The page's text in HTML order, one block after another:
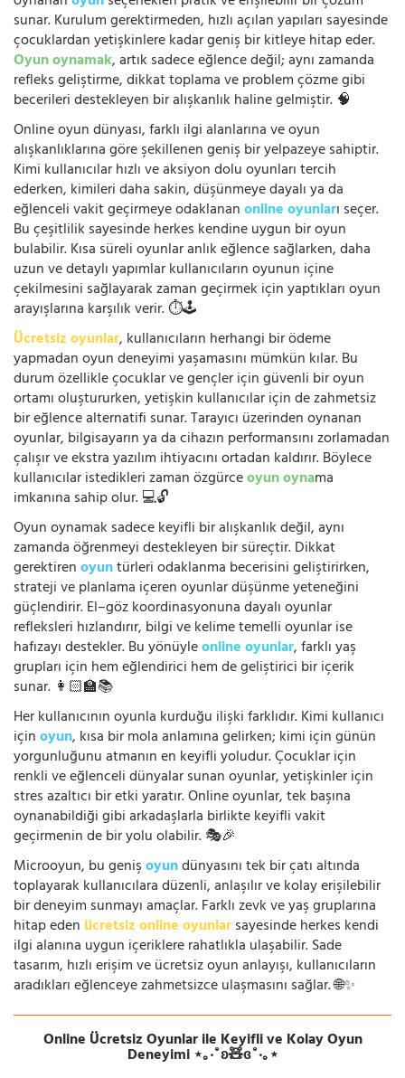
sunar. Kurulum gerektirmeden, hızlı açılan yapıları sayesinde
çocuklardan yetişkinlere kadar geniş bir kitleye hitap eder.
Oyun oynamak, artık sadece eğlence değil; aynı zamanda
refleks geliştirme, dikkat toplama ve problem çözme gibi
becerileri destekleyen bir alışkanlık haline gelmiştir. 🧠
Online oyun dünyası, farklı ilgi alanlarına ve oyun
alışkanlıklarına göre şekillenen geniş bir yelpazeye sahiptir.
Kimi kullanıcılar hızlı ve aksiyon dolu oyunları tercih
ederken, kimileri daha sakin, düşünmeye dayalı ya da
eğlenceli vakit geçirmeye odaklananonline oyunları seçer.
Bu çeşitlilik sayesinde herkes kendine uygun bir oyun
bulabilir. Kısa süreli oyunlar anlık eğlence sağlarken, daha
uzun ve detaylı yapımlar kullanıcıların oyunun içine
çekilmesini sağlayarak zaman geçirmek için yaptıkları oyun
arayışlarına karşılık verir. ⏱️🕹️
Ücretsiz oyunlar, kullanıcıların herhangi bir ödeme
yapmadan oyun deneyimi yaşamasını mümkün kılar. Bu
durum özellikle çocuklar ve gençler için güvenli bir oyun
ortamı oluştururken, yetişkin kullanıcılar için de zahmetsiz
bir eğlence alternatifi sunar. Tarayıcı üzerinden oynanan
oyunlar, bilgisayarın ya da cihazın performansını zorlamadan
çalışır ve ekstra yazılım ihtiyacını ortadan kaldırır. Böylece
kullanıcılar istedikleri zaman özgürceoyun oynama
imkanına sahip olur. 💻🔓
Oyun oynamak sadece keyifli bir alışkanlık değil, aynı
zamanda öğrenmeyi destekleyen bir süreçtir. Dikkat
gerektirenoyuntürleri odaklanma becerisini geliştirirken,
strateji ve planlama içeren oyunlar düşünme yeteneğini
güçlendirir. El–göz koordinasyonuna dayalı oyunlar
refleksleri hızlandırır, bilgi ve kelime temelli oyunlar ise
hafızayı destekler. Bu yönüyleonline oyunlar, farklı yaş
grupları için hem eğlendirici hem de geliştirici bir içerik
sunar. 👩🏻‍🏫📚
Her kullanıcının oyunla kurduğu ilişki farklıdır. Kimi kullanıcı
içinoyun, kısa bir mola anlamına gelirken; kimi için günün
yorgunluğunu atmanın en keyifli yoludur. Çocuklar için
renkli ve eğlenceli dünyalar sunan oyunlar, yetişkinler için
stres azaltıcı bir etki yaratır. Online oyunlar, tek başına
oynanabildiği gibi arkadaşlarla birlikte keyifli vakit
geçirmenin de bir yolu olabilir. 🎭🎉
Microoyun, bu genişoyundünyasını tek bir çatı altında
toplayarak kullanıcılara düzenli, anlaşılır ve kolay erişilebilir
bir deneyim sunmayı amaçlar. Farklı zevk ve yaş gruplarına
hitap eden ücretsiz online oyunlarsayesinde herkes kendi
ilgi alanına uygun içeriklere rahatlıkla ulaşabilir. Sade
tasarım, hızlı erişim ve ücretsiz oyun anlayışı, kullanıcıların
aradıkları eğlenceye zahmetsizce ulaşmasını sağlar. 🌐✨
Online Ücretsiz Oyunlar ile Keyifli ve Kolay Oyun
Deneyimi ⋆｡‧˚ʚ🧸ɞ˚‧｡⋆